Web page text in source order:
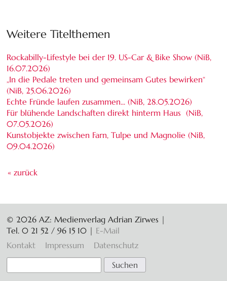
Weitere Titelthemen
Rockabilly-Lifestyle bei der 19. US-Car & Bike Show (NiB,
16.07.2026)
„In die Pedale treten und gemeinsam Gutes bewirken“
(NiB,25.06.2026)
Echte Fründe laufen zusammen... (NiB,28.05.2026)
Für blühende Landschaften direkt hinterm Haus (NiB,
07.05.2026)
Kunstobjekte zwischen Farn, Tulpe und Magnolie (NiB,
09.04.2026)
« zurück
© 2026 AZ: Medienverlag Adrian Zirwes |
Tel. 0 21 52 / 96 15 10 | E-Mail
Navigation
überspringen
Kontakt Impressum Datenschutz